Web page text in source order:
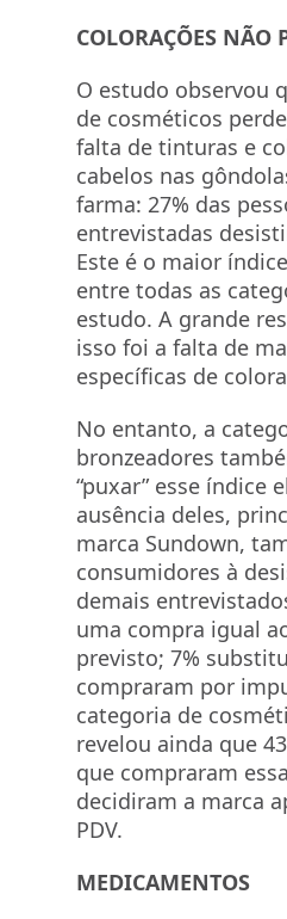
COLORAÇÕES NÃO
O estudo observou
de cosméticos
falta de tinturas e
cabelos nas
farma: 27% das
entrevistadas
Este é o maior
entre todas as
estudo. A grande
isso foi a falta de
específicas de
No entanto, a
bronzeadores
“puxar” esse índice
ausência deles,
marca Sundown,
consumidores à
demais
uma compra igual
previsto; 7%
compraram por
categoria de
revelou ainda que
que compraram
decidiram a marca
PDV.
MEDICAMENTOS